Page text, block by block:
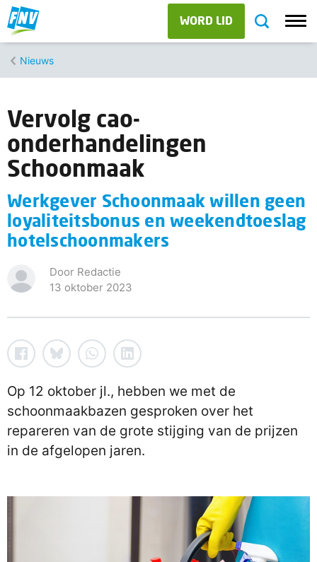
WORD LID
Nieuws
Vervolg cao-
onderhandelingen
Schoonmaak
Werkgever Schoonmaak willen geen
loyaliteitsbonus en weekendtoeslag
hotelschoonmakers
Door Redactie
13 oktober 2023
Op 12 oktober jl., hebben we met de
schoonmaakbazen gesproken over het
repareren van de grote stijging van de prijzen
in de afgelopen jaren.